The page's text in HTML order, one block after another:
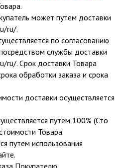
может путем доставки
ru/.
по согласованию
службы доставки
. Срок доставки Товара
обработки заказа и срока
доставки осуществляется
путем 100% (Сто
Товара.
путем использования
Покупателю